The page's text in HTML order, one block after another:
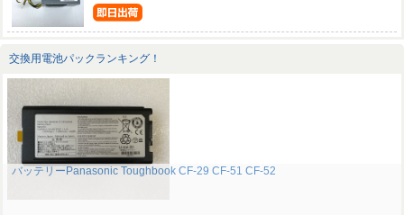
交換用電池パックランキング！
バッテリーPanasonic Toughbook CF-29 CF-51 CF-52